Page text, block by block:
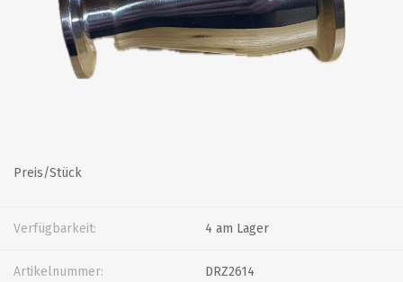
Preis/Stück
Verfügbarkeit: 4 am Lager
Artikelnummer: DRZ2614